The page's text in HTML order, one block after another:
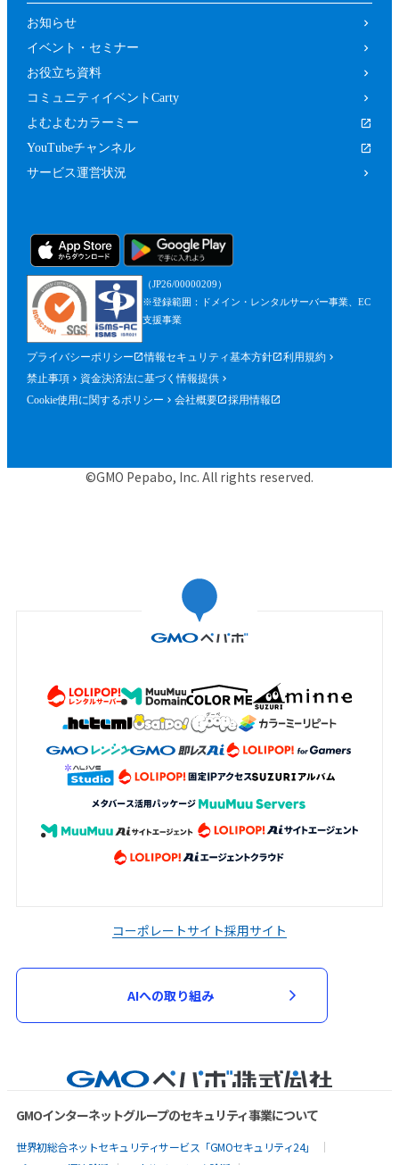
お知らせ
イベント・セミナー
お役立ち資料
コミュニティイベントCarty
よむよむカラーミー
YouTubeチャンネル
サービス運営状況
（JP26/00000209）
※登録範囲：ドメイン・レンタルサーバー事業、EC
支援事業
プライバシーポリシー 情報セキュリティ基本方針
利用規約
禁止事項
資金決済法に基づく情報提供
Cookie使用に関するポリシー
会社概要 採用情報
©GMO Pepabo, Inc. All rights reserved.
コーポレートサイト採用サイト
AIへの取り組み
GMOインターネットグループのセキュリティ事業について
世界初総合ネットセキュリティサービス「GMOセキュリティ24」